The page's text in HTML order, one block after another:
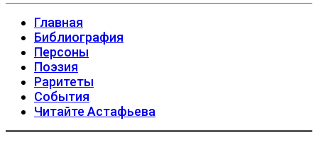
Главная
Библиография
Персоны
Поэзия
Раритеты
События
Читайте Астафьева